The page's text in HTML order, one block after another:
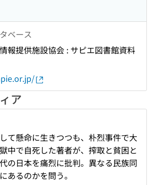
ベース
報提供施設協会 : サピエ図書館資料
ア
て懸命に生きつつも、朴烈事件で大
中で自死した著者が、搾取と貧困と
の日本を痛烈に批判。異なる民族同
あるのかを問う。